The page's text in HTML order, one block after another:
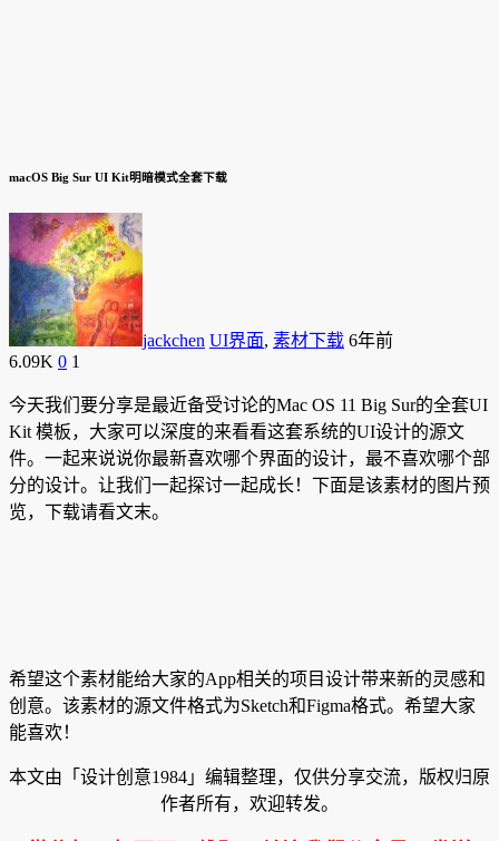
macOS Big Sur UI Kit明暗模式全套下载
jackchen UI界面, 素材下载 6年前
6.09K 0 1
今天我们要分享是最近备受讨论的Mac OS 11 Big Sur的全套UI
Kit 模板，大家可以深度的来看看这套系统的UI设计的源文
件。一起来说说你最新喜欢哪个界面的设计，最不喜欢哪个部
分的设计。让我们一起探讨一起成长！ 下面是该素材的图片预
览，下载请看文末。
希望这个素材能给大家的App相关的项目设计带来新的灵感和
创意。该素材的源文件格式为Sketch和Figma格式。希望大家
能喜欢！
本文由「设计创意1984」编辑整理，仅供分享交流，版权归原
作者所有，欢迎转发。